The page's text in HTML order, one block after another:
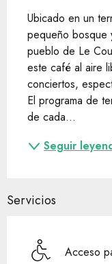
Ubicado en un
pequeño bosque
pueblo de Le
este café al aire
conciertos,
El programa de
de cada...
Seguir
Servicios
Acceso